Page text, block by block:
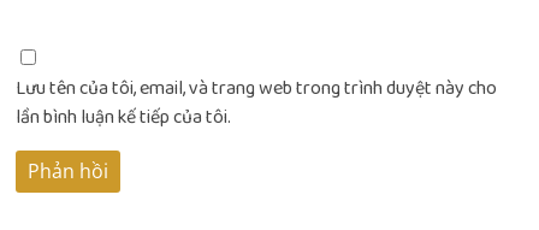
Lưu tên của tôi, email, và trang web trong trình duyệt này cho
lần bình luận kế tiếp của tôi.